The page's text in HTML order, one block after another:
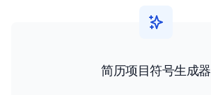
简历项目符号生成器